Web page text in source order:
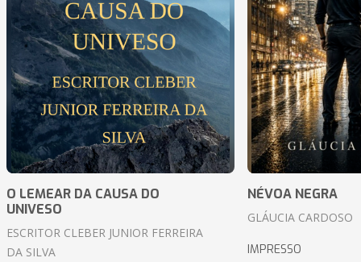
O LEMEAR DA CAUSA DO
UNIVESO
ESCRITOR CLEBER JUNIOR FERREIRA
DA SILVA
NÉVOA NEGRA
GLÁUCIA CARDOSO
IMPRESSO